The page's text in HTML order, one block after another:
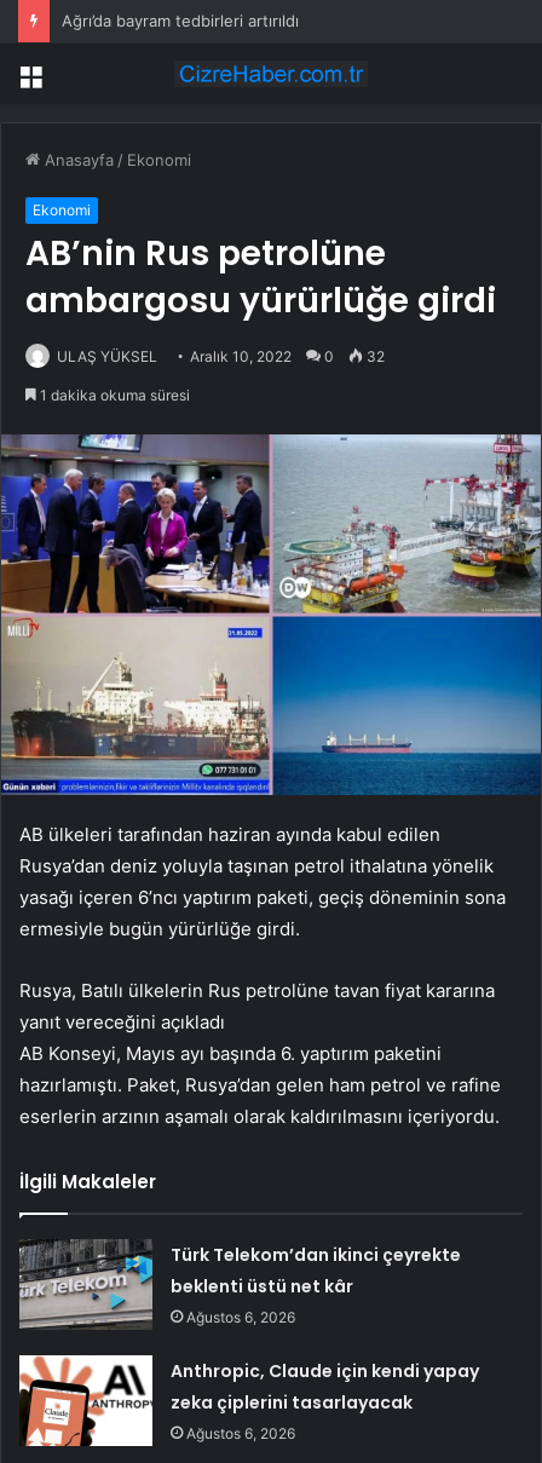
Ağrı’da bayram tedbirleri artırıldı
Menü
Anasayfa / Ekonomi
Ekonomi
AB’nin Rus petrolüne
ambargosu yürürlüğe girdi
ULAŞ YÜKSEL Aralık 10, 2022 0 32
1 dakika okuma süresi
AB ülkeleri tarafından haziran ayında kabul edilen
Rusya’dan deniz yoluyla taşınan petrol ithalatına yönelik
yasağı içeren 6’ncı yaptırım paketi, geçiş döneminin sona
ermesiyle bugün yürürlüğe girdi.
Rusya, Batılı ülkelerin Rus petrolüne tavan fiyat kararına
yanıt vereceğini açıkladı
AB Konseyi, Mayıs ayı başında 6. yaptırım paketini
hazırlamıştı. Paket, Rusya’dan gelen ham petrol ve rafine
eserlerin arzının aşamalı olarak kaldırılmasını içeriyordu.
İlgili Makaleler
Türk Telekom’dan ikinci çeyrekte
beklenti üstü net kâr
Ağustos 6, 2026
Anthropic, Claude için kendi yapay
zeka çiplerini tasarlayacak
Ağustos 6, 2026